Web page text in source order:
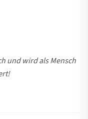
und wird als Mensch